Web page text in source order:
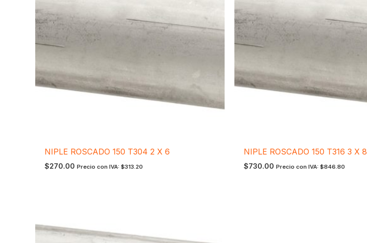
NIPLE ROSCADO 150 T304 2 X 6
$270.00 Precio con IVA:$313.20
NIPLE ROSCADO 150 T316 3 X 8
$730.00 Precio con IVA: $846.80